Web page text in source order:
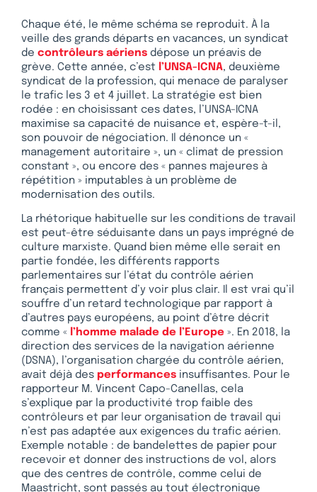
Chaque été, le même schéma se reproduit. À la
veille des grands départs en vacances, un syndicat
de contrôleurs aériens dépose un préavis de
grève. Cette année, c’est l’UNSA-ICNA, deuxième
syndicat de la profession, qui menace de paralyser
le trafic les 3 et 4 juillet. La stratégie est bien
rodée : en choisissant ces dates, l’UNSA-ICNA
maximise sa capacité de nuisance et, espère-t-il,
son pouvoir de négociation. Il dénonce un «
management autoritaire », un « climat de pression
constant », ou encore des « pannes majeures à
répétition » imputables à un problème de
modernisation des outils.
La rhétorique habituelle sur les conditions de travail
est peut-être séduisante dans un pays imprégné de
culture marxiste. Quand bien même elle serait en
partie fondée, les différents rapports
parlementaires sur l’état du contrôle aérien
français permettent d’y voir plus clair. Il est vrai qu’il
souffre d’un retard technologique par rapport à
d’autres pays européens, au point d’être décrit
comme « l’homme malade de l’Europe ». En 2018, la
direction des services de la navigation aérienne
(DSNA), l’organisation chargée du contrôle aérien,
avait déjà des performances insuffisantes. Pour le
rapporteur M. Vincent Capo-Canellas, cela
s’explique par la productivité trop faible des
contrôleurs et par leur organisation de travail qui
n’est pas adaptée aux exigences du trafic aérien.
Exemple notable : de bandelettes de papier pour
recevoir et donner des instructions de vol, alors
que des centres de contrôle, comme celui de
Maastricht, sont passés au tout électronique